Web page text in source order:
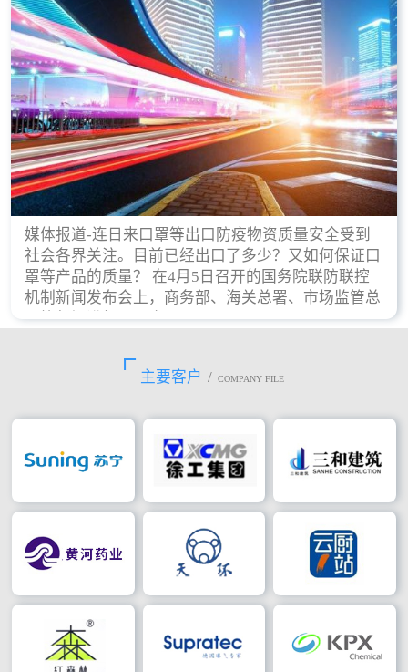
媒体报道-连日来口罩等出口防疫物资质量安全受到
社会各界关注。目前已经出口了多少？又如何保证口
罩等产品的质量？ 在4月5日召开的国务院联防联控
机制新闻发布会上，商务部、海关总署、市场监管总
局等部门进行了回应。
主要客户 / COMPANY FILE